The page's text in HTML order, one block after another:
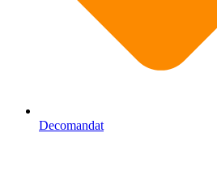
Decomandat